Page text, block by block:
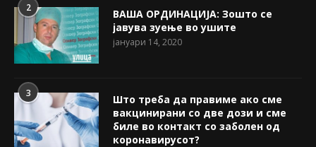
2
ВАША ОРДИНАЦИЈА: Зошто се
јавува зуење во ушите
јануари 14, 2020
3
Што треба да правиме ако сме
вакцинирани со две дози и сме
биле во контакт со заболен од
коронавирусот?